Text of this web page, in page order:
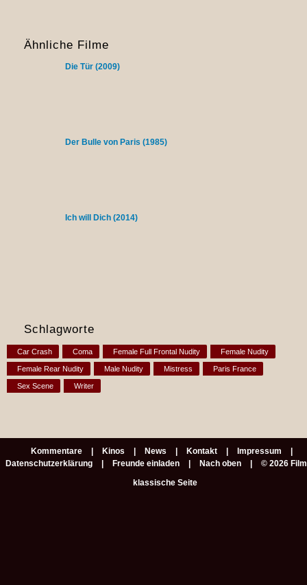
Ähnliche Filme
Die Tür (2009)
Der Bulle von Paris (1985)
Ich will Dich (2014)
Schlagworte
Car Crash Coma Female Full Frontal Nudity Female Nudity
Female Rear Nudity Male Nudity Mistress Paris France
Sex Scene Writer
Kommentare Kinos News Kontakt
Impressum
Datenschutzerklärung
Freunde einladen Nach oben
© 2026
klassische Seite